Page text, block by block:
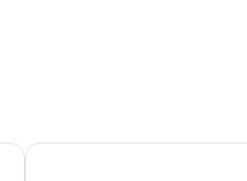
哥打京那巴魯希爾頓飯店